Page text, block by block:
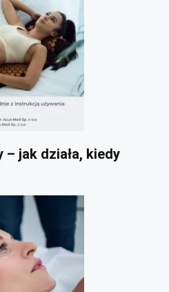
jak działa, kiedy